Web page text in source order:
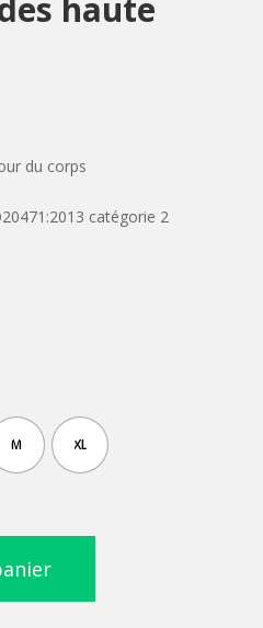
haute
du corps
catégorie 2
M XL